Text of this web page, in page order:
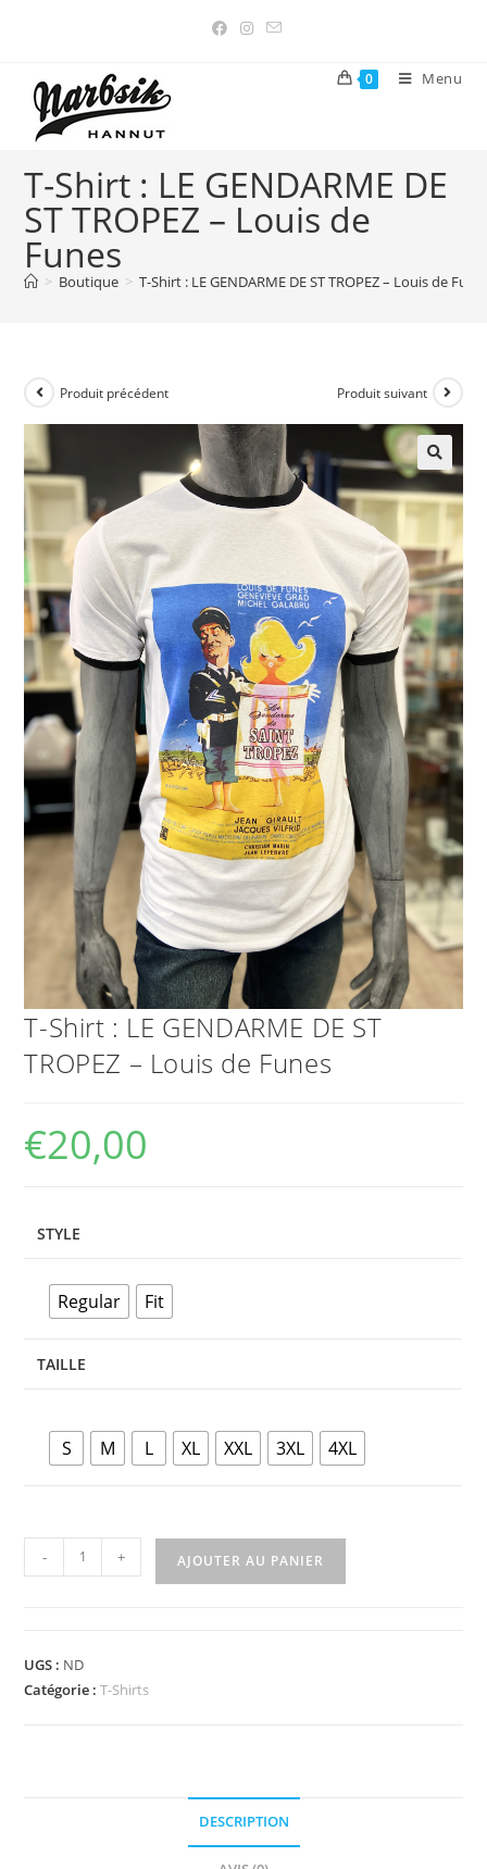
0 Menu
T-Shirt : LE GENDARME DE
ST TROPEZ – Louis de
Funes
> Boutique > T-Shirt : LE GENDARME DE ST TROPEZ – Louis de
Produit précédent Produit suivant
T-Shirt : LE GENDARME DE ST
TROPEZ – Louis de Funes
€20,00
STYLE
Regular Fit
TAILLE
S M L XL XXL 3XL 4XL
- + AJOUTER AU PANIER
UGS : ND
Catégorie :T-Shirts
DESCRIPTION